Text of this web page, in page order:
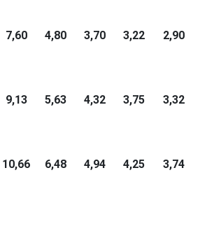
7,60 4,80 3,70 3,22 2,90
9,13 5,63 4,32 3,75 3,32
10,66 6,48 4,94 4,25 3,74